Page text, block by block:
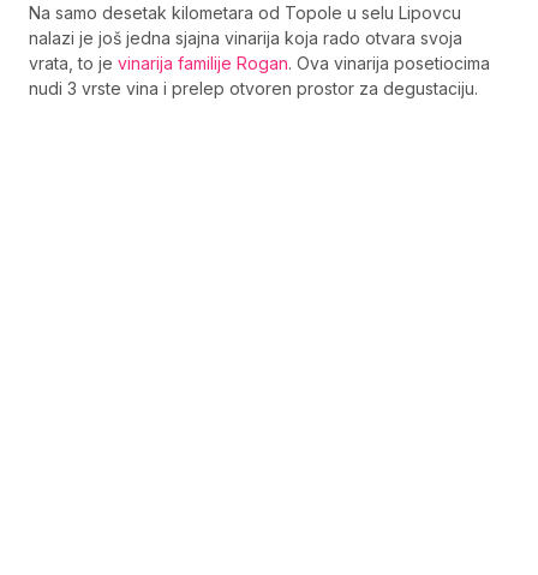
Na samo desetak kilometara od Topole u selu Lipovcu
nalazi je još jedna sjajna vinarija koja rado otvara svoja
vrata, to je vinarija familije Rogan. Ova vinarija posetiocima
nudi 3 vrste vina i prelep otvoren prostor za degustaciju.